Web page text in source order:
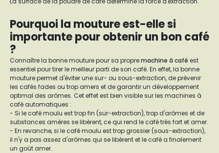
Pourquoi la mouture est-elle si
importante pour obtenir un bon café
?
Connaître la bonne mouture pour sa propremachine à café est
essentiel pour tirer le meilleur parti de son café. En effet, la bonne
mouture permet d'éviter une sur- ou sous-extraction, de prévenir
les cafés fades ou trop amers et de garantir un développement
optimal des arômes. Cet effet est bien visible sur les machines à
café automatiques :
- Si le café moulu est trop fin (sur-extraction), trop d'arômes et de
substances amères se libèrent, ce qui rend le café très fort et amer.
- En revanche, si le café moulu est trop grossier (sous-extraction),
il n'y a pas assez d'arômes qui se libèrent et le café a finalement
un goût amer.